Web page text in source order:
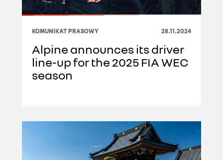
KOMUNIKAT PRASOWY 28.11.2024
Alpine announces its driver
line-up for the 2025 FIA WEC
season